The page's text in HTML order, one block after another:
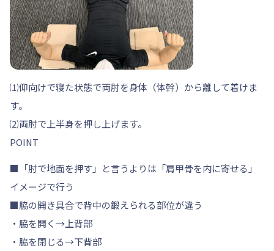
⑴仰向けで寝た状態で両肘を身体（体幹）から離して着けま
す。
⑵両肘で上半身を押し上げます。
POINT
■「肘で地面を押す」と言うよりは「肩甲骨を内に寄せる」
イメージで行う
■脇の開き具合で背中の鍛えられる部位が違う
・脇を開く→上背部
・脇を閉じる→下背部